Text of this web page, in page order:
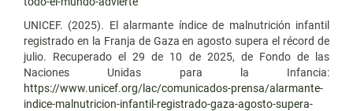
UNICEF. (2025). El alarmante índice de malnutrición infantil
registrado en la Franja de Gaza en agosto supera el récord de
julio. Recuperado el 29 de 10 de 2025, de Fondo de las
Naciones Unidas para la Infancia:
https://www.unicef.org/lac/comunicados-prensa/alarmante-
indice-malnutricion-infantil-registrado-gaza-agosto-supera-